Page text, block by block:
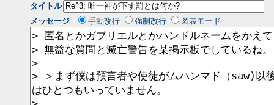
タイトル
メッセージ
手動改行 強制改行 図表モード